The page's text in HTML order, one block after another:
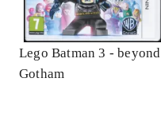
Lego Batman 3 - beyond
Gotham